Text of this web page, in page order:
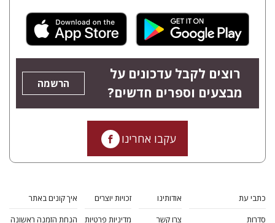
רוצים לקבל עדכונים על
מבצעים וספרים חדשים?
הרשמה
עקבו אחרינו
כתבי עת
סדרות
אודותינו
צרו קשר
זכויות יוצרים
מדיניות פרטיות
איך קונים באתר
הנחת הזמנה ראשונה